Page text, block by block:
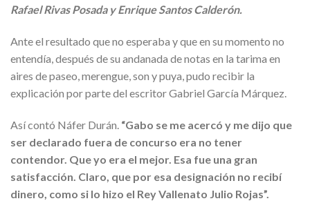
Rafael Rivas Posada y Enrique Santos Calderón.
Ante el resultado que no esperaba y que en su momento no
entendía, después de su andanada de notas en la tarima en
aires de paseo, merengue, son y puya, pudo recibir la
explicación por parte del escritor Gabriel García Márquez.
Así contó Náfer Durán. “Gabo se me acercó y me dijo que
ser declarado fuera de concurso era no tener
contendor. Que yo era el mejor. Esa fue una gran
satisfacción. Claro, que por esa designación no recibí
dinero, como si lo hizo el Rey Vallenato Julio Rojas”.